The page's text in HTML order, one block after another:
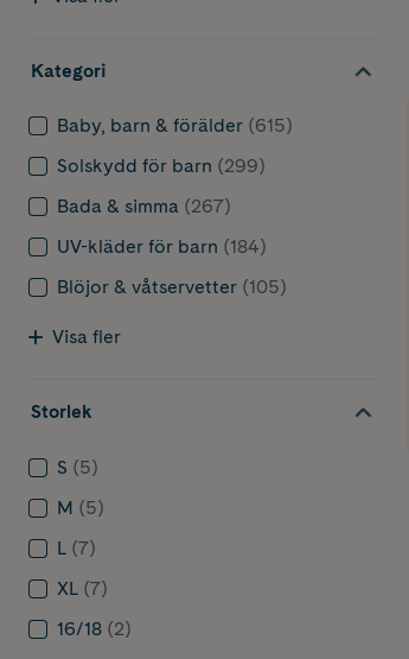
Kategori
Baby, barn & förälder (615)
Solskydd för barn (299)
Bada & simma (267)
UV-kläder för barn (184)
Blöjor & våtservetter (105)
Visa fler
Storlek
S (5)
M (5)
L (7)
XL (7)
16/18 (2)